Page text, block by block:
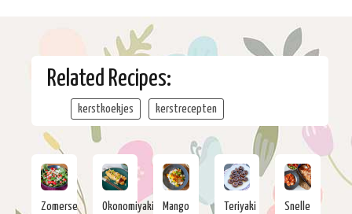
Related Recipes:
kerstkoekjes kerstrecepten
Zomerse
Okonomiyaki
Mango
Teriyaki
Snelle